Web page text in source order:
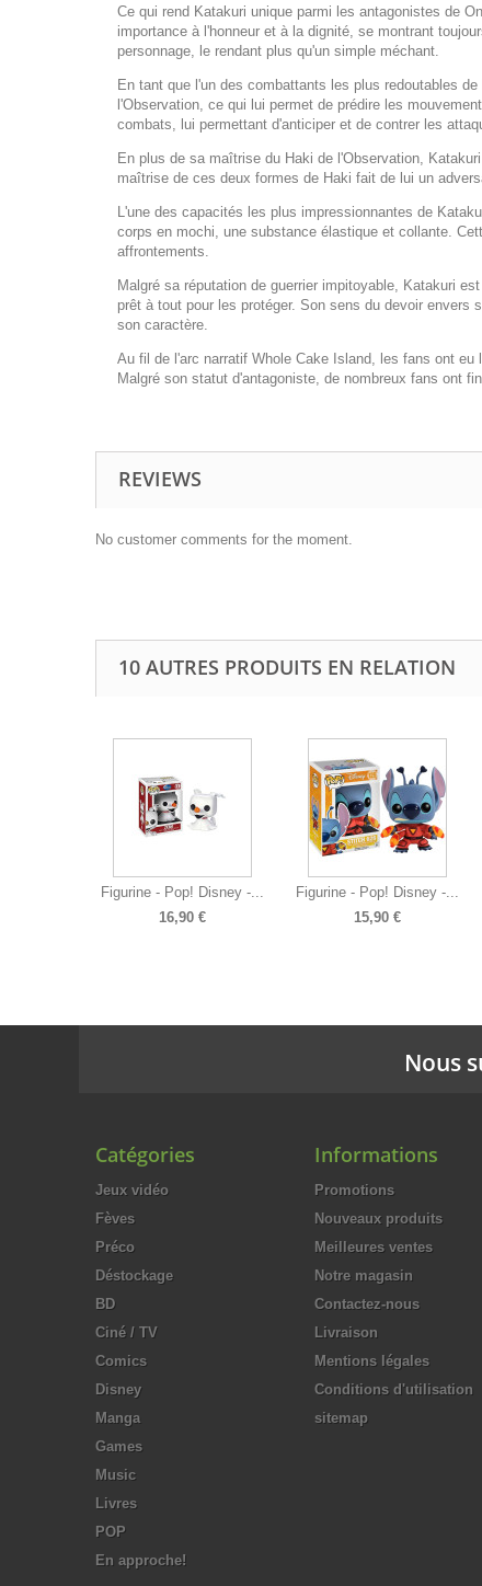
Ce qui rend Katakuri unique parmi les antagonistes de
importance à l'honneur et à la dignité, se montrant
personnage, le rendant plus qu'un simple méchant.
En tant que l'un des combattants les plus redoutables
l'Observation, ce qui lui permet de prédire les
combats, lui permettant d'anticiper et de contrer les
En plus de sa maîtrise du Haki de l'Observation,
maîtrise de ces deux formes de Haki fait de lui un
L'une des capacités les plus impressionnantes de
corps en mochi, une substance élastique et collante.
affrontements.
Malgré sa réputation de guerrier impitoyable, Katakuri
prêt à tout pour les protéger. Son sens du devoir
son caractère.
Au fil de l'arc narratif Whole Cake Island, les fans ont
Malgré son statut d'antagoniste, de nombreux fans ont
REVIEWS
No customer comments for the moment.
10 AUTRES PRODUITS EN RELATION
Figurine - Pop! Disney -...
16,90 €
Figurine - Pop! Disney -...
15,90 €
Nous
Catégories
Jeux vidéo
Fèves
Préco
Déstockage
BD
Ciné / TV
Comics
Disney
Manga
Games
Music
Livres
POP
En approche!
Informations
Promotions
Nouveaux produits
Meilleures ventes
Notre magasin
Contactez-nous
Livraison
Mentions légales
Conditions d'utilisation
sitemap